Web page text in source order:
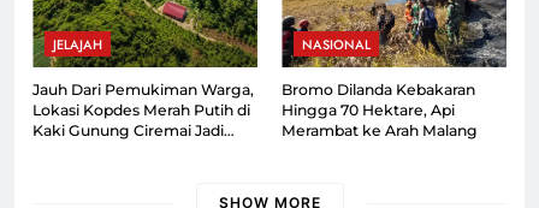
JELAJAH
Jauh Dari Pemukiman Warga,
Lokasi Kopdes Merah Putih di
Kaki Gunung Ciremai Jadi
NASIONAL
Bromo Dilanda Kebakaran
Hingga 70 Hektare, Api
Merambat ke Arah Malang
SHOW MORE